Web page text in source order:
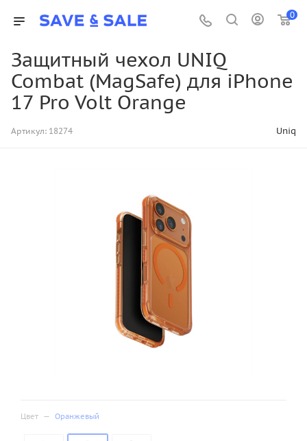
0
Защитный чехол UNIQ
Combat (MagSafe) для iPhone
17 Pro Volt Orange
Артикул: 18274 Uniq
Цвет — Оранжевый